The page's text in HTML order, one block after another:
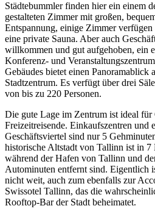
Städtebummler finden hier ein einem
gestalteten Zimmer mit großen,
Entspannung, einige Zimmer verfügen
eine private Sauna. Aber auch
willkommen und gut aufgehoben, ein
Konferenz- und
Gebäudes bietet einen Panoramablick
Stadtzentrum. Es verfügt über drei
von bis zu 220 Personen.
Die gute Lage im Zentrum ist ideal für
Freizeitreisende. Einkaufszentren und
Geschäftsviertel sind nur 5
historische Altstadt von Tallinn ist in 7
während der Hafen von Tallinn und
Autominuten entfernt sind. Eigentlich
nicht weit, auch zum ebenfalls zur
Swissotel Tallinn, das die
Rooftop-Bar der Stadt beheimatet.